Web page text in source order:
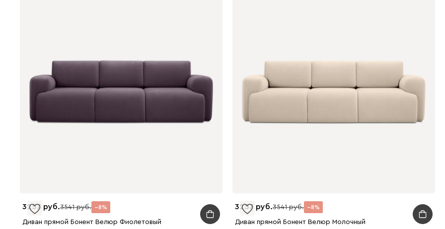
3257 3541 8
Диван прямой Бонент Велюр Фиолетовый
3257 3541 8
Диван прямой Бонент Велюр Молочный